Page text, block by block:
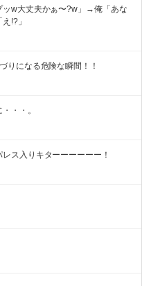
ッw大丈夫かぁ〜?w」→俺「あな
!?」
りになる危険な瞬間！！
・・。
ス入りキターーーーーー！